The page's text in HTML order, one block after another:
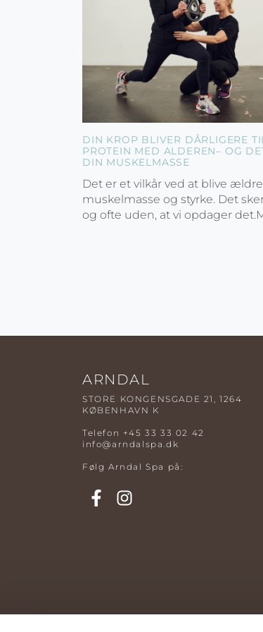
DIN KROP BLIVER DÅRLIGERE
PROTEIN MED ALDEREN– OG
DIN MUSKELMASSE
Det er et vilkår ved at blive
muskelmasse og styrke. Det
og ofte uden, at vi opdager
ARNDAL
STORE KONGENSGADE 21, 1264
KØBENHAVN K
Telefon +45 33 33 02 42
info@arndalspa.dk
Følg Arndal Spa på: